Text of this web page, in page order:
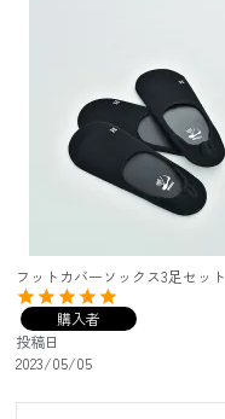
フットカバーソックス3足セット
購入者
投稿日
2023/05/05